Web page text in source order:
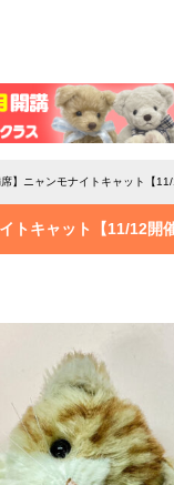
席】ニャンモナイトキャット【11/
トキャット【11/12開催